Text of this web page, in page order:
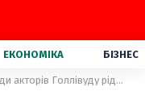
ЕКОНОМІКА БІЗНЕС
Ряди акторів Голлівуду рідшають: Анджеліна Джолі стане ведучою на BBC Radio Show